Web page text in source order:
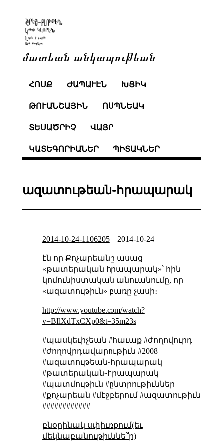
մատեան անկապութեան
ՀՈՍՔ ԺԱՊԱՒԷՆ ԽՑԻԿ
ԹՈՒԱՆՇԱՅԻՆ ՈՍՊՆԵԱԿ
ՏԵՍԱԾՐԻՉ ՎԱՅՐ
ԿԱՏԵԳՈՐԻԱՆԵՐ ՊԻՏԱԿՆԵՐ
ազատութեան֊հրապարակ
2014-10-24-1106205– 2014-10-24
էն որ Քոչարեանը ասաց
«թատերական հրապարակ»՝ հին
կոմունիստական անուանումը, որ
«ազատութիւն» բառը չասի։
http://www.youtube.com/watch?
v=BIlXdTxCXp0&t=35m23s
#պասկեւիչեան #հաւաք #ժողովուրդ
#ժողովրդավարութիւն #2008
#ազատութեան֊հրապարակ
#թատերական֊հրապարակ
#պատմութիւն #ընտրութիւններ
#քոչարեան #մէջբերում #ազատութիւն
############
բնօրինակ սփիւռքում(եւ
մեկնաբանութիւննե՞ր)